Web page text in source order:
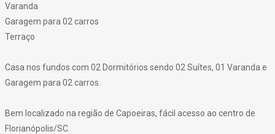
Varanda
Garagem para 02 carros
Terraço
Casa nos fundos com 02 Dormitórios sendo 02 Suítes, 01 Varanda e
Garagem para 02 carros.
Bem localizado na região de Capoeiras, fácil acesso ao centro de
Florianópolis/SC.